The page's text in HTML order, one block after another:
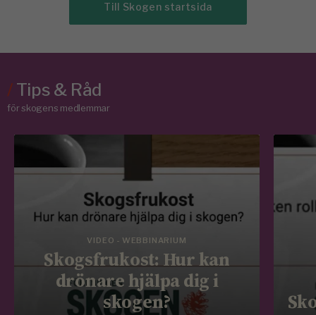
Till Skogen startsida
/Tips & Råd
för skogens medlemmar
VIDEO - WEBBINARIUM
Skogsfrukost: Hur kan
drönare hjälpa dig i
skogen?